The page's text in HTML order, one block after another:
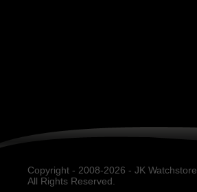
Copyright - 2008-2026 - JK Watchstore.
All Rights Reserved.